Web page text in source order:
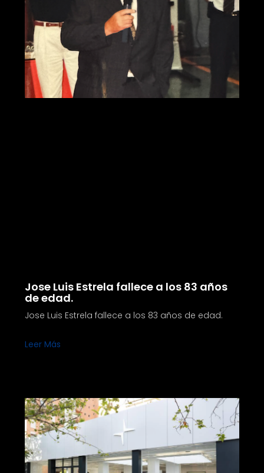
Jose Luis Estrela fallece a los 83 años
de edad.
Jose Luis Estrela fallece a los 83 años de edad.
Leer Más